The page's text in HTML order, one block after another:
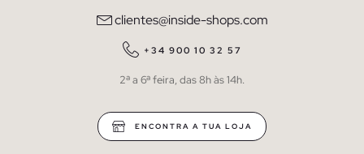
clientes@inside-shops.com
+34 900 10 32 57
2ª a 6ª feira, das 8h às 14h.
ENCONTRA A TUA LOJA